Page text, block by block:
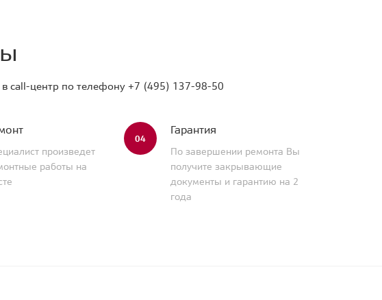
call-центр по телефону +7 (495) 137-98-50
произведет
работы на
04
Гарантия
По завершении ремонта Вы
получите закрывающие
документы и гарантию на 2
года